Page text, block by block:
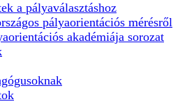
a pályaválasztáshoz
pályaorientációs mérésről
akadémiája sorozat